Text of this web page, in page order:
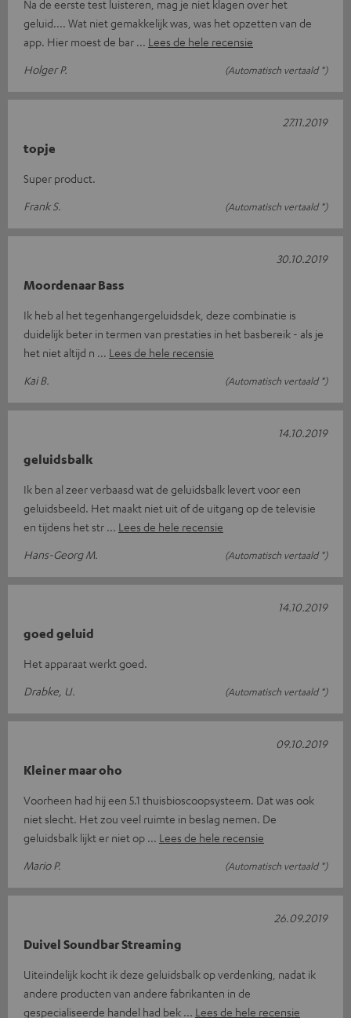
Na de eerste test luisteren, mag je niet klagen over het
geluid.... Wat niet gemakkelijk was, was het opzetten van de
app. Hier moest de bar
Lees de hele recensie
Holger P.
(Automatisch vertaald *)
topje
Super product.
Frank S.
(Automatisch vertaald *)
27.11.2019
Moordenaar Bass
Ik heb al het tegenhangergeluidsdek, deze combinatie is
duidelijk beter in termen van prestaties in het basbereik - als je
het niet altijd n
Lees de hele recensie
Kai B.
(Automatisch vertaald *)
30.10.2019
geluidsbalk
Ik ben al zeer verbaasd wat de geluidsbalk levert voor een
geluidsbeeld. Het maakt niet uit of de uitgang op de televisie
en tijdens het str
Lees de hele recensie
Hans-Georg M.
(Automatisch vertaald *)
14.10.2019
goed geluid
Het apparaat werkt goed.
Drabke, U.
(Automatisch vertaald *)
14.10.2019
Kleiner maar oho
Voorheen had hij een 5.1 thuisbioscoopsysteem. Dat was ook
niet slecht. Het zou veel ruimte in beslag nemen. De
geluidsbalk lijkt er niet op
Lees de hele recensie
Mario P.
(Automatisch vertaald *)
09.10.2019
Duivel Soundbar Streaming
Uiteindelijk kocht ik deze geluidsbalk op verdenking, nadat ik
andere producten van andere fabrikanten in de
gespecialiseerde handel had bek
Lees de hele recensie
26.09.2019